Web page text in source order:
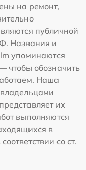
на ремонт,
публичной
Названия и
упоминаются
чтобы обозначить
Наша
их
выполняются
в
со ст.